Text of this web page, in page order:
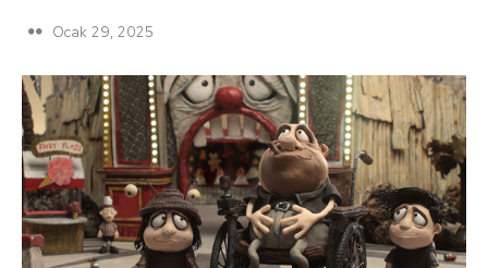
Ocak 29, 2025